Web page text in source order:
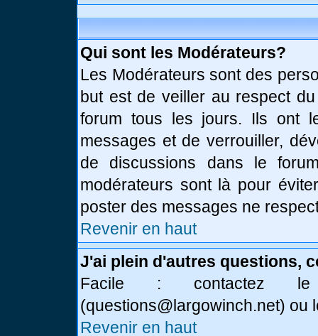
Qui sont les Modérateurs?
Les Modérateurs sont des
but est de veiller au respect
forum tous les jours. Ils ont
messages et de verrouiller,
de discussions dans le
modérateurs sont là pour
poster des messages ne
Revenir en haut
J'ai plein d'autres questions,
Facile : contactez
(questions@largowinch.net) ou
Revenir en haut